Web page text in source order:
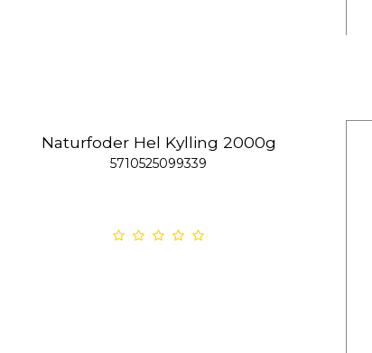
Naturfoder Hel Kylling 2000g
5710525099339